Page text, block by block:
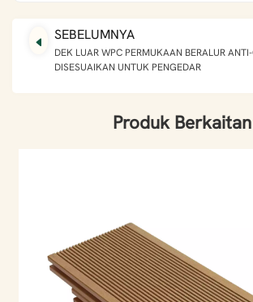
SEBELUMNYA
DEK LUAR WPC PERMUKAAN BERALUR
DISESUAIKAN UNTUK PENGEDAR
Produk Berkaitan